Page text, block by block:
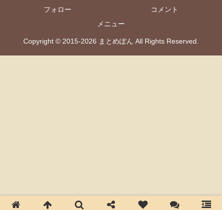
フォロー
コメント
メニュー
Copyright © 2015-2026 まとめぽん All Rights Reserved.